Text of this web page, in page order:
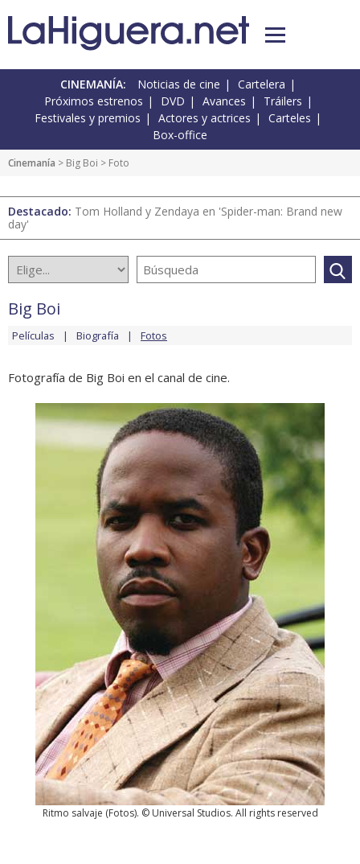
CINEMANÍA: Noticias de cine
Cartelera
Próximos estrenos
DVD Avances
Tráilers
Festivales y premios
Actores y actrices
Carteles
Box-office
Cinemanía > Big Boi > Foto
Destacado: Tom Holland y Zendaya en 'Spider-man: Brand new
day'
Big Boi
Películas Biografía Fotos
Fotografía de Big Boi en el canal de cine.
Ritmo salvaje (Fotos). © Universal Studios. All rights reserved